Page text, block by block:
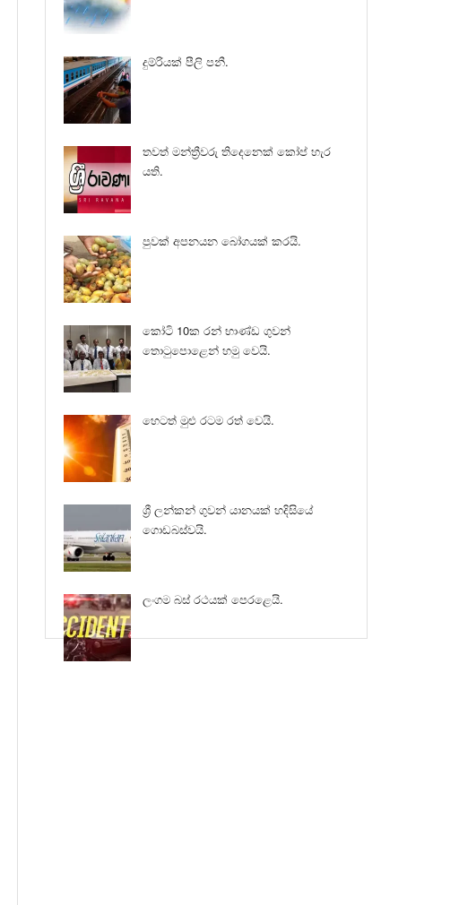
දුම්රියක් පීලි පනී.
තවත් මන්ත්‍රීවරු තිදෙනෙක් කෝප් හැර
යති.
පුවක් අපනයන බෝගයක් කරයි.
කෝටි 10ක රන් භාණ්ඩ ගුවන්
තොටුපොළෙන් හමු වෙයි.
හෙටත් මුළු රටම රත් වෙයි.
ශ්‍රී ලන්කන් ගුවන් යානයක් හදිසියේ
ගොඩබස්වයි.
ලංගම බස් රථයක් පෙරළෙයි.